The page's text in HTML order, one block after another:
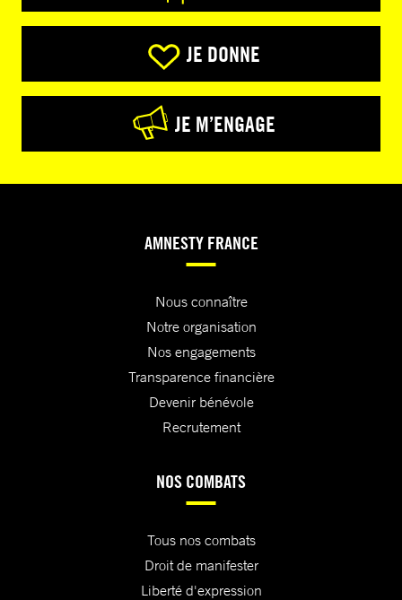
JE DONNE
JE M’ENGAGE
AMNESTY FRANCE
Nous connaître
Notre organisation
Nos engagements
Transparence financière
Devenir bénévole
Recrutement
NOS COMBATS
Tous nos combats
Droit de manifester
Liberté d'expression